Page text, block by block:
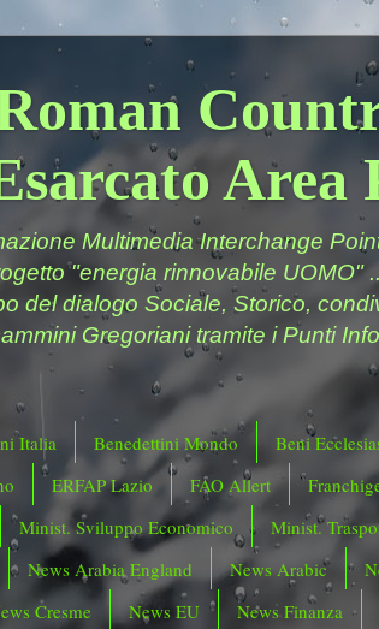
Area
Multimedia Interchange
"energia rinnovabile UOMO"
del dialogo Sociale, Storico,
Gregoriani tramite i Punti
Italia Benedettini Mondo
Beni
ERFAP Lazio FAO Allert
Minist. Sviluppo Economico
Minist.
News Arabia England News Arabic
Cresme News EU
News Finanza